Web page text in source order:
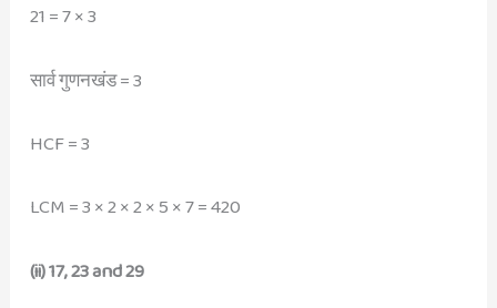
21 = 7 × 3
सार्व गुणनखंड = 3
HCF = 3
​LCM = 3 × 2 × 2 × 5 × 7 = 420
(ii) 17, 23 and 29